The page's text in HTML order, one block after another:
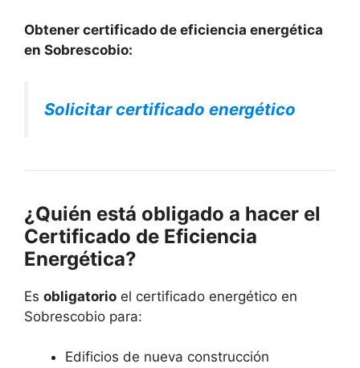
Obtener certificado de eficiencia energética
en Sobrescobio:
Solicitar certificado energético
¿Quién está obligado a hacer el
Certificado de Eficiencia
Energética?
Es obligatorio el certificado energético en
Sobrescobio para:
Edificios de nueva construcción